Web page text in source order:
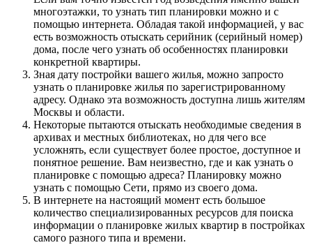
многоэтажки, то узнать тип планировки можно и с
помощью интернета. Обладая такой информацией, у вас
есть возможность отыскать серийник (серийный номер)
дома, после чего узнать об особенностях планировки
конкретной квартиры.
Зная дату постройки вашего жилья, можно запросто
узнать о планировке жилья по зарегистрированному
адресу. Однако эта возможность доступна лишь жителям
Москвы и области.
Некоторые пытаются отыскать необходимые сведения в
архивах и местных библиотеках, но для чего все
усложнять, если существует более простое, доступное и
понятное решение. Вам неизвестно, где и как узнать о
планировке с помощью адреса? Планировку можно
узнать с помощью Сети, прямо из своего дома.
В интернете на настоящий момент есть большое
количество специализированных ресурсов для поиска
информации о планировке жилых квартир в постройках
самого разного типа и времени.